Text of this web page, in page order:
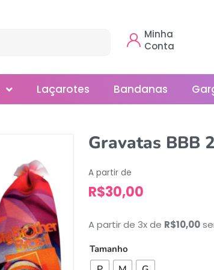
Minha
Conta
Laçarotes Bandanas
Gravatas BBB
A partir de
R$30,00
A partir de 3x de R$10,00
Tamanho